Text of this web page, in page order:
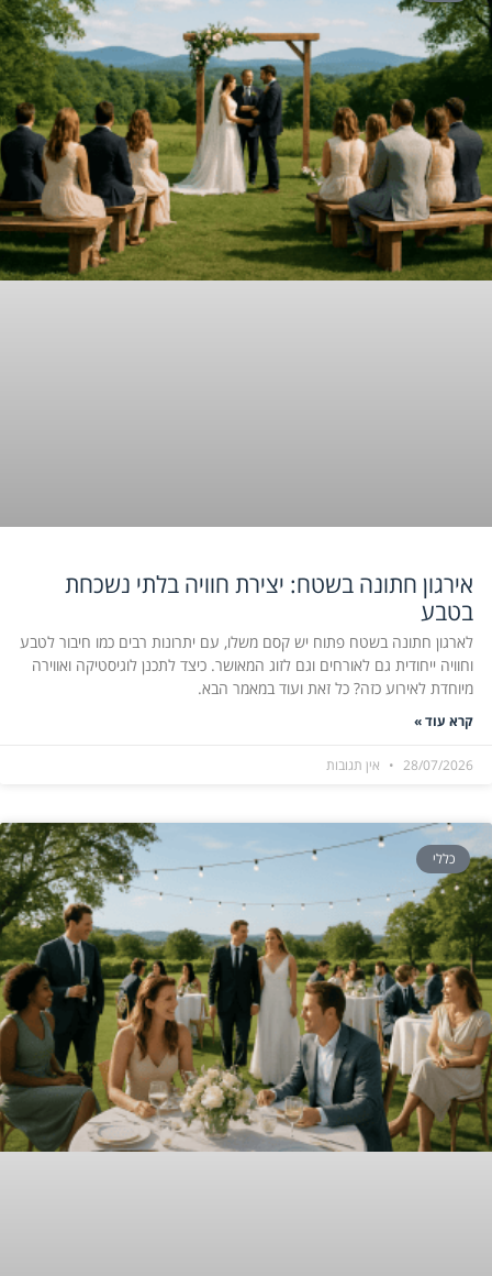
אירגון חתונה בשטח: יצירת חוויה בלתי נשכחת
בטבע
לארגון חתונה בשטח פתוח יש קסם משלו, עם יתרונות רבים כמו חיבור לטבע
וחוויה ייחודית גם לאורחים וגם לזוג המאושר. כיצד לתכנן לוגיסטיקה ואווירה
מיוחדת לאירוע כזה? כל זאת ועוד במאמר הבא.
קרא עוד »
28/07/2026 אין תגובות
כללי